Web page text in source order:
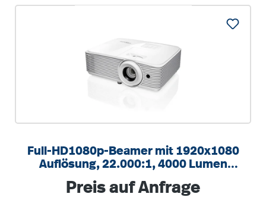
Full-HD1080p-Beamer mit 1920x1080
Auflösung, 22.000:1, 4000 Lumen
Regulärer Preis:
Preis auf Anfrage